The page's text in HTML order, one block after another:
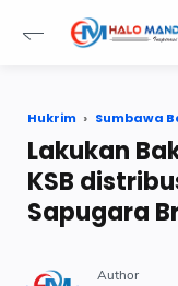
Hukrim Sumbawa
Lakukan
KSB
Sapugara